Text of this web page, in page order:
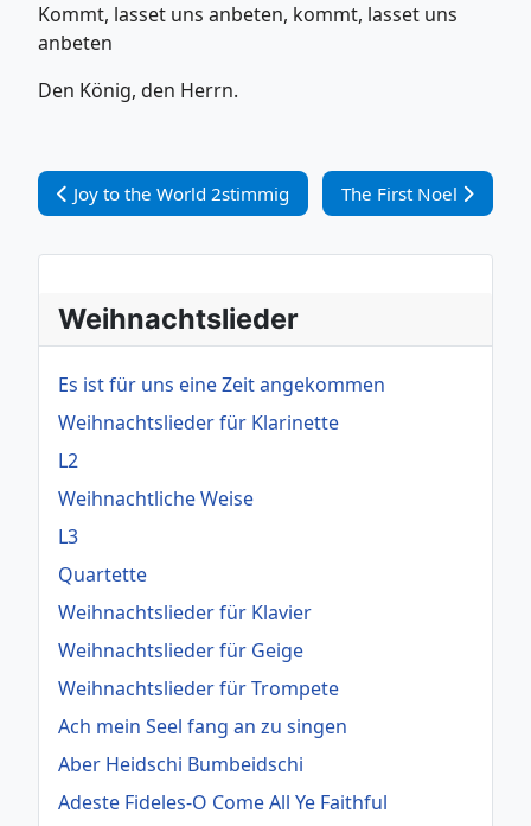
Kommt, lasset uns anbeten, kommt, lasset uns
anbeten
Den König, den Herrn.
Vorheriger Beitrag: Joy to the World 2stimmig
Joy to the World 2stimmig Nächster Beitrag: The
The First Noel
Weihnachtslieder
Es ist für uns eine Zeit angekommen
Weihnachtslieder für Klarinette
L2
Weihnachtliche Weise
L3
Quartette
Weihnachtslieder für Klavier
Weihnachtslieder für Geige
Weihnachtslieder für Trompete
Ach mein Seel fang an zu singen
Aber Heidschi Bumbeidschi
Adeste Fideles-O Come All Ye Faithful